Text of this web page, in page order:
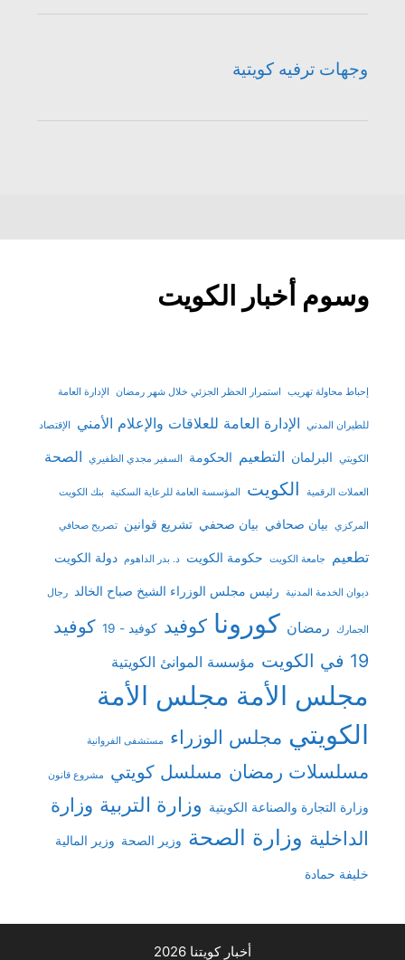
وجهات ترفيه كويتية
وسوم أخبار الكويت
إحباط محاولة تهريب استمرار الحظر الجزئي خلال شهر رمضان الإدارة العامة
للطيران المدني الإدارة العامة للعلاقات والإعلام الأمني الإقتصاد
الكويتي البرلمان التطعيم الحكومة السفير مجدي الظفيري الصحة
العملات الرقمية الكويت المؤسسة العامة للرعاية السكنية بنك الكويت
المركزي بيان صحافي بيان صحفي تشريع قوانين تصريح صحافي
تطعيم جامعة الكويت حكومة الكويت د. بدر الداهوم دولة الكويت
ديوان الخدمة المدنية رئيس مجلس الوزراء الشيخ صباح الخالد رجال
الجمارك رمضان كورونا كوفيد كوفيد - 19
كوفيد
19 في الكويت
مؤسسة الموانئ الكويتية
مجلس الأمة مجلس الأمة
الكويتي مجلس الوزراء مستشفى الفروانية
مسلسلات رمضان مسلسل كويتي مشروع قانون
وزارة التجارة والصناعة الكويتية وزارة التربية وزارة
الداخلية وزارة الصحة وزير الصحة وزير المالية
خليفة حمادة
أخبار كويتنا 2026